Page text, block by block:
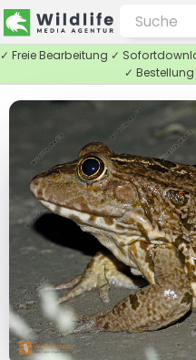
✓ Freie Bearbeitung ✓
✓